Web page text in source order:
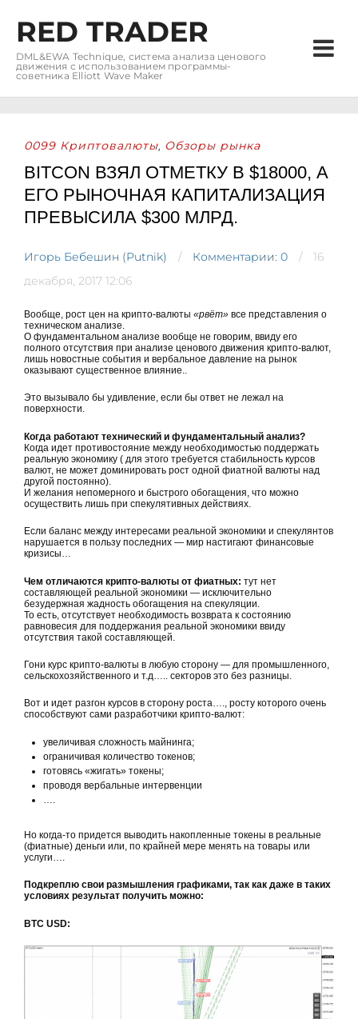
RED TRADER
DML&EWA Technique, система анализа ценового
движения с использованием программы-
советника Elliott Wave Maker
0099 Криптовалюты, Обзоры рынка
BITCON ВЗЯЛ ОТМЕТКУ В $18000, А
ЕГО РЫНОЧНАЯ КАПИТАЛИЗАЦИЯ
ПРЕВЫСИЛА $300 МЛРД.
Игорь Бебешин (Putnik) Комментарии: 0
16
декабря, 2017 12:06
Вообще, рост цен на крипто-валюты «рвёт» все представления о
техническом анализе.
О фундаментальном анализе вообще не говорим, ввиду его
полного отсутствия при анализе ценового движения крипто-валют,
лишь новостные события и вербальное давление на рынок
оказывают существенное влияние..
Это вызывало бы удивление, если бы ответ не лежал на
поверхности.
Когда работают технический и фундаментальный анализ?
Когда идет противостояние между необходимостью поддержать
реальную экономику ( для этого требуется стабильность курсов
валют, не может доминировать рост одной фиатной валюты над
другой постоянно).
И желания непомерного и быстрого обогащения, что можно
осуществить лишь при спекулятивных действиях.
Если баланс между интересами реальной экономики и спекулянтов
нарушается в пользу последних — мир настигают финансовые
кризисы…
Чем отличаются крипто-валюты от фиатных: тут нет
составляющей реальной экономики — исключительно
безудержная жадность обогащения на спекуляции.
То есть, отсутствует необходимость возврата к состоянию
равновесия для поддержания реальной экономики ввиду
отсутствия такой составляющей.
Гони курс крипто-валюты в любую сторону — для промышленного,
сельскохозяйственного и т.д….. секторов это без разницы.
Вот и идет разгон курсов в сторону роста…., росту которого очень
способствуют сами разработчики крипто-валют:
увеличивая сложность майнинга;
ограничивая количество токенов;
готовясь «жигать» токены;
проводя вербальные интервенции
Но когда-то придется выводить накопленные токены в реальные
(фиатные) деньги или, по крайней мере менять на товары или
услуги….
Подкреплю свои размышления графиками, так как даже в таких
условиях результат получить можно:
BTC USD: